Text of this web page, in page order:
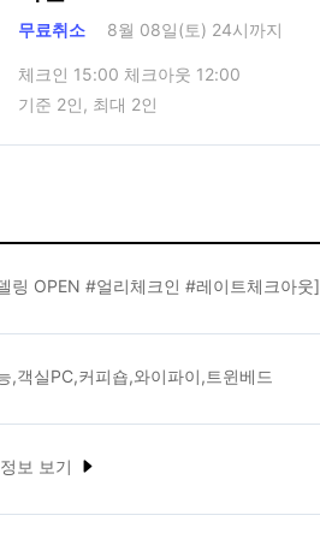
무료취소 8월 08일(토) 24시까지
체크인 15:00 체크아웃 12:00
기준 2인, 최대 2인
링 OPEN #얼리체크인 #레이트체크아웃]
,객실PC,커피숍,와이파이,트윈베드
보 보기